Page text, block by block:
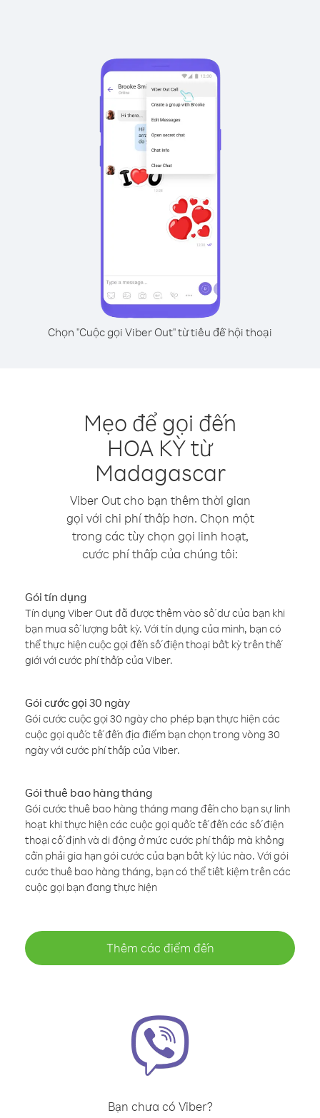
Chọn "Cuộc gọi Viber Out" từ tiêu đề hội thoại
Mẹo để gọi đến
HOA KỲ từ
Madagascar
Viber Out cho bạn thêm thời gian
gọi với chi phí thấp hơn. Chọn một
trong các tùy chọn gọi linh hoạt,
cước phí thấp của chúng tôi:
Gói tín dụng
Tín dụng Viber Out đã được thêm vào số dư của bạn khi
bạn mua số lượng bất kỳ. Với tín dụng của mình, bạn có
thể thực hiện cuộc gọi đến số điện thoại bất kỳ trên thế
giới với cước phí thấp của Viber.
Gói cước gọi 30 ngày
Gói cước cuộc gọi 30 ngày cho phép bạn thực hiện các
cuộc gọi quốc tế đến địa điểm bạn chọn trong vòng 30
ngày với cước phí thấp của Viber.
Gói thuê bao hàng tháng
Gói cước thuê bao hàng tháng mang đến cho bạn sự linh
hoạt khi thực hiện các cuộc gọi quốc tế đến các số điện
thoại cố định và di động ở mức cước phí thấp mà không
cần phải gia hạn gói cước của bạn bất kỳ lúc nào. Với gói
cước thuê bao hàng tháng, bạn có thể tiết kiệm trên các
cuộc gọi bạn đang thực hiện
Thêm các điểm đến
Bạn chưa có Viber?